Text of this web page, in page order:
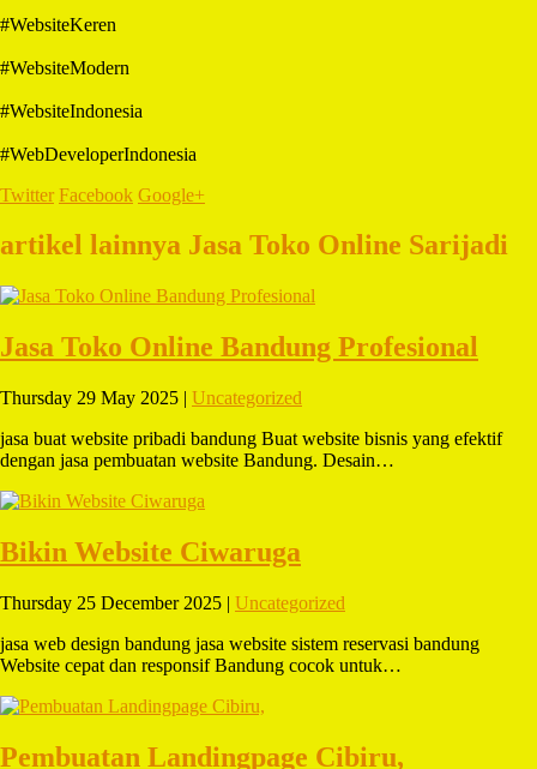
#WebsiteKeren
#WebsiteModern
#WebsiteIndonesia
#WebDeveloperIndonesia
Twitter Facebook Google+
artikel lainnya Jasa Toko Online Sarijadi
Jasa Toko Online Bandung Profesional
Thursday 29 May 2025 | Uncategorized
jasa buat website pribadi bandung Buat website bisnis yang efektif
dengan jasa pembuatan website Bandung. Desain…
Bikin Website Ciwaruga
Thursday 25 December 2025 | Uncategorized
jasa web design bandung jasa website sistem reservasi bandung
Website cepat dan responsif Bandung cocok untuk…
Pembuatan Landingpage Cibiru,